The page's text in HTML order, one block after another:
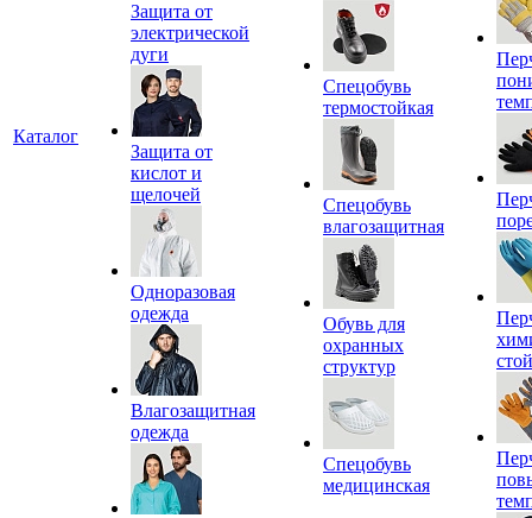
Каталог
Защита от
электрической
дуги
Защита от
кислот и
щелочей
Одноразовая
одежда
Влагозащитная
одежда
Спецобувь
термостойкая
Спецобувь
влагозащитная
Обувь для
охранных
структур
Спецобувь
медицинская